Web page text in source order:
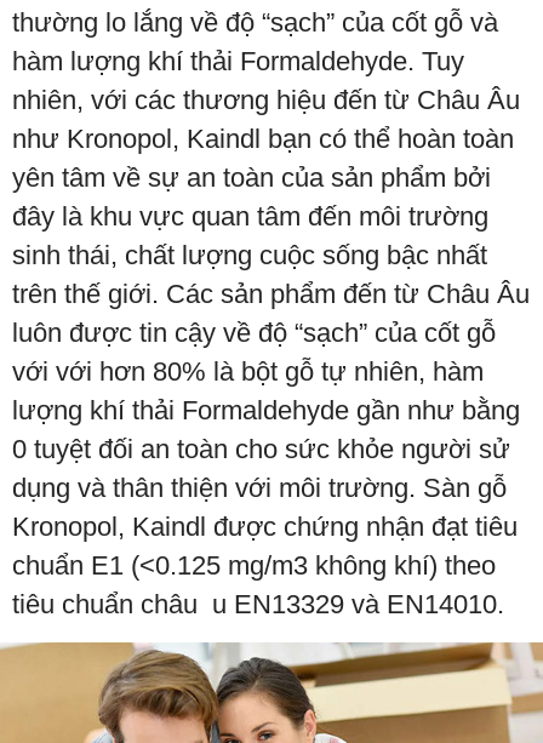
thường lo lắng về độ “sạch” của cốt gỗ và
hàm lượng khí thải Formaldehyde. Tuy
nhiên, với các thương hiệu đến từ Châu Âu
như Kronopol, Kaindl bạn có thể hoàn toàn
yên tâm về sự an toàn của sản phẩm bởi
đây là khu vực quan tâm đến môi trường
sinh thái, chất lượng cuộc sống bậc nhất
trên thế giới. Các sản phẩm đến từ Châu Âu
luôn được tin cậy về độ “sạch” của cốt gỗ
với với hơn 80% là bột gỗ tự nhiên, hàm
lượng khí thải Formaldehyde gần như bằng
0 tuyệt đối an toàn cho sức khỏe người sử
dụng và thân thiện với môi trường. Sàn gỗ
Kronopol, Kaindl được chứng nhận đạt tiêu
chuẩn E1 (<0.125 mg/m3 không khí) theo
tiêu chuẩn châu u EN13329 và EN14010.